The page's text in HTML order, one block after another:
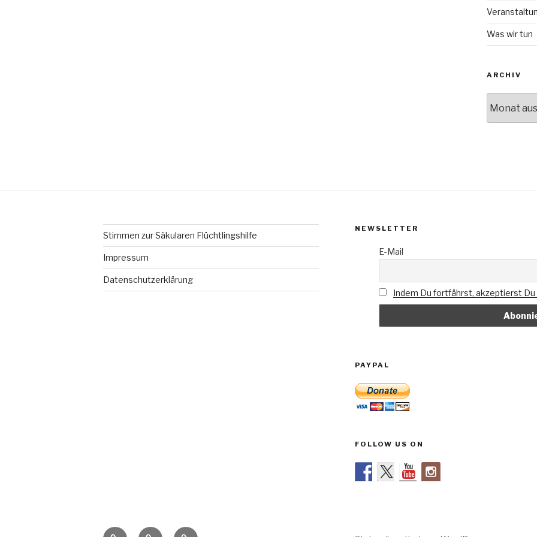
Was wir tun
ARCHIV
Stimmen zur Säkularen Flüchtlingshilfe
Impressum
Datenschutzerklärung
NEWSLETTER
E-Mail
Indem Du fortfährst, akzeptierst
PAYPAL
FOLLOW US ON
StimmenImpressumDatenschutzerklärung